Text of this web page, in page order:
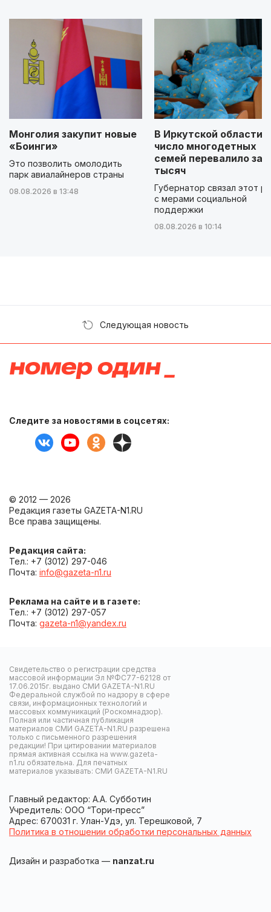
Монголия закупит новые
«Боинги»
Это позволить омолодить
парк авиалайнеров страны
08.08.2026 в 13:48
В Иркутской области
число многодетных
семей перевалило за
тысяч
Губернатор связал этот
с мерами социальной
поддержки
08.08.2026 в 10:14
Следующая новость
Следите за новостями в соцсетях:
© 2012 — 2026
Редакция газеты GAZETA-N1.RU
Все права защищены.
Редакция сайта:
Тел.: +7 (3012) 297-046
Почта: info@gazeta-n1.ru
Реклама на сайте и в газете:
Тел.: +7 (3012) 297-057
Почта: gazeta-n1@yandex.ru
Свидетельство о регистрации средства
массовой информации Эл №ФС77-62128 от
17.06.2015г. выдано СМИ GAZETA-N1.RU
Федеральной службой по надзору в сфере
связи, информационных технологий и
массовых коммуникаций (Роскомнадзор).
Полная или частичная публикация
материалов СМИ GAZETA-N1.RU разрешена
только с письменного разрешения
редакции! При цитировании материалов
прямая активная ссылка на www.gazeta-
n1.ru обязательна. Для печатных
материалов указывать: СМИ GAZETA-N1.RU
Главный редактор: А.А. Субботин
Учредитель: ООО “Тори-пресс”
Адрес: 670031 г. Улан-Удэ, ул. Терешковой, 7
Политика в отношении обработки персональных данных
Дизайн и разработка — nanzat.ru